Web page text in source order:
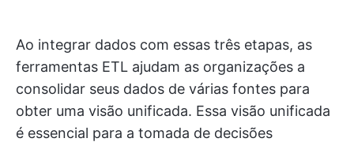
Ao integrar dados com essas três etapas, as
ferramentas ETL ajudam as organizações a
consolidar seus dados de várias fontes para
obter uma visão unificada. Essa visão unificada
é essencial para a tomada de decisões